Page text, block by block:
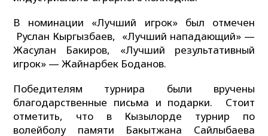
В номинации «Лучший игрок» был отмечен
Руслан Кыргызбаев, «Лучший нападающий» —
Жасулан Бакиров, «Лучший результативный
игрок» — Жайнарбек Боданов.
Победителям турнира были вручены
благодарственные письма и подарки. Стоит
отметить, что в Кызылорде турнир по
волейболу памяти Бакытжана Сайлыбаева